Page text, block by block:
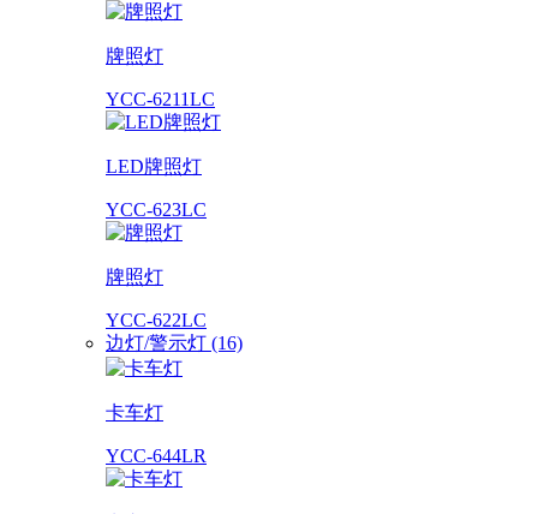
牌照灯
YCC-6211LC
LED牌照灯
YCC-623LC
牌照灯
YCC-622LC
边灯/警示灯 (16)
卡车灯
YCC-644LR